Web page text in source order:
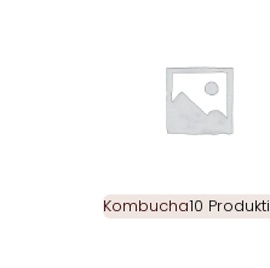
Kombucha10 Produkti